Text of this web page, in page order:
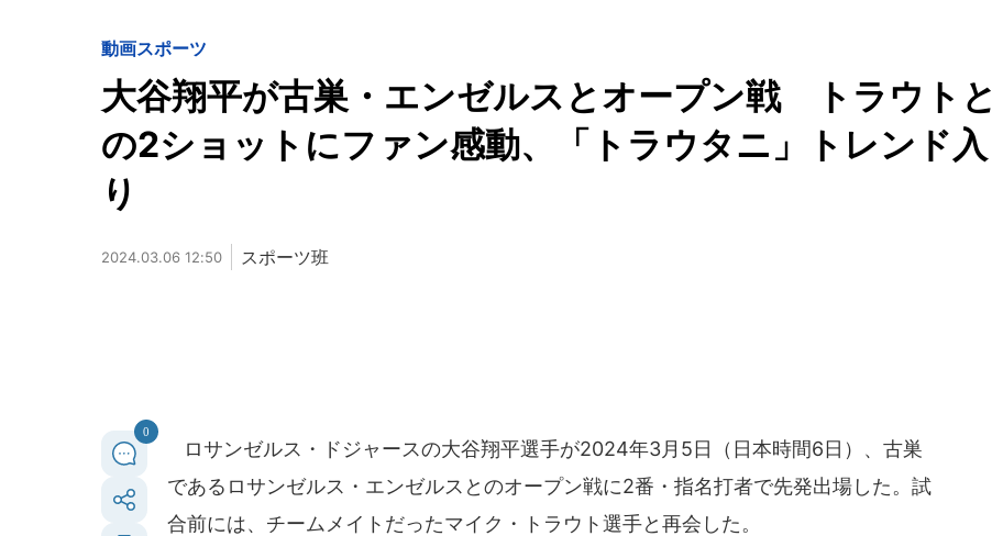
動画スポーツ
大谷翔平が古巣・エンゼルスとオープン戦 トラウトと
の2ショットにファン感動、「トラウタニ」トレンド入
り
2024.03.06 12:50 スポーツ班
0
ロサンゼルス・ドジャースの大谷翔平選手が2024年3月5日（日本時間6日）、古巣
であるロサンゼルス・エンゼルスとのオープン戦に2番・指名打者で先発出場した。試
合前には、チームメイトだったマイク・トラウト選手と再会した。